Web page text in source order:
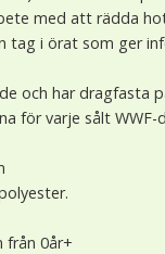
med att rädda
tag i örat som ger
och har dragfasta
för varje sålt WWF-
från 0år+